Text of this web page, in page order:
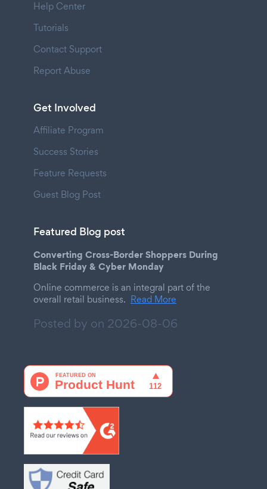
Help Center
Tutorials
Contact Support
Report Abuse
Get Involved
Affiliate Program
Success Stories
Feature Requests
Guest Blog Post
Featured Blog post
Converting Cross-Border Shoppers During
Black Friday & Cyber Monday
Online commerce is an integral part of the
overall retail business. Read More
Posted by on 2026-08-06